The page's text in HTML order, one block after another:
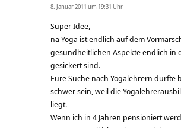
8. Januar 2011 um 19:31 Uhr
Super Idee,
na Yoga ist endlich auf dem
gesundheitlichen Aspekte endlich in
gesickert sind.
Eure Suche nach Yogalehrern dürfte
schwer sein, weil die
liegt.
Wenn ich in 4 Jahren pensioniert